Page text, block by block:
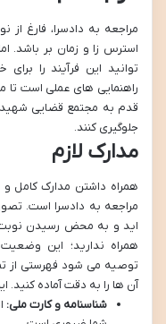
مراجعه به دادسرا، فارغ از
استرس زا و زمان بر باشد.
توانید این فرآیند را
راهنمایی های عملی است تا
قدم به مجتمع قضایی شهید
جلوگیری کنند.
مدارک لازم
همراه داشتن مدارک کامل
مراجعه به دادسرا است.
اید و به محض رسیدن
همراه ندارید؛ این
توصیه می شود فهرستی از
آن ها را به دقت آماده کنید.
شناسنامه و کارت ملی: